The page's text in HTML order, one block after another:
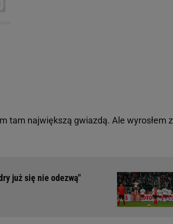
tam największą gwiazdą. Ale wyrosłem z
już się nie odezwą"